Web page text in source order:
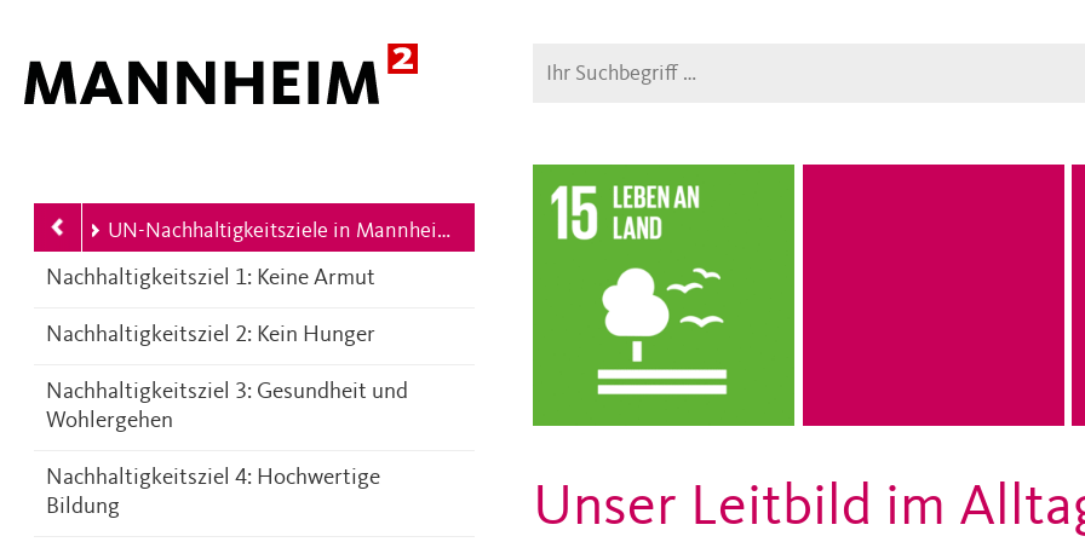
Suche
2030 UN-Nachhaltigkeitsziele in Mannheim
Nachhaltigkeitsziel 1: Keine Armut
Nachhaltigkeitsziel 2: Kein Hunger
Nachhaltigkeitsziel 3: Gesundheit und
Wohlergehen
Nachhaltigkeitsziel 4: Hochwertige
Bildung
Unser Leitbild im